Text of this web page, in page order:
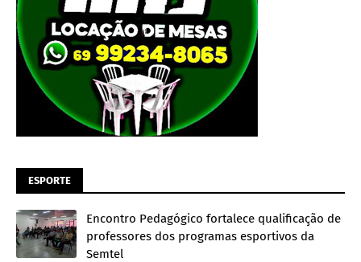
ESPORTE
Encontro Pedagógico fortalece qualificação de
professores dos programas esportivos da
Semtel